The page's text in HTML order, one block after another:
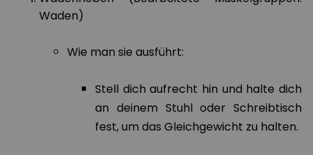
Waden)
Wie man sie ausführt:
Stell dich aufrecht hin und halte dich
an deinem Stuhl oder Schreibtisch
fest, um das Gleichgewicht zu halten.